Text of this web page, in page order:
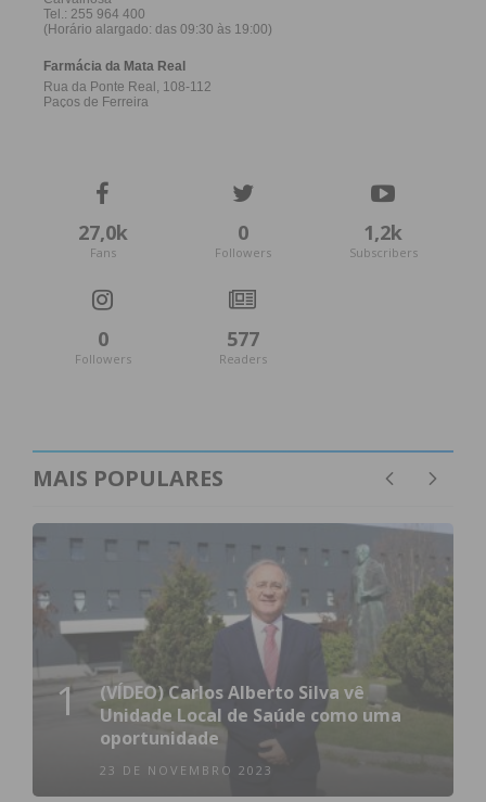
27,0k
Fans
0
Followers
1,2k
Subscribers
0
Followers
577
Readers
MAIS POPULARES
1
(VÍDEO) Carlos Alberto Silva vê
Unidade Local de Saúde como uma
oportunidade
23 DE NOVEMBRO 2023